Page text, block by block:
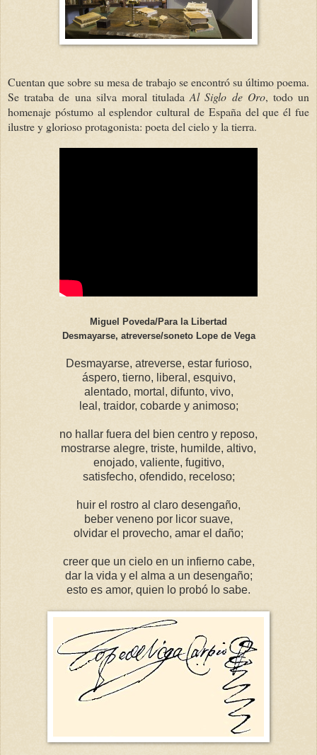
Cuentan que sobre su mesa de trabajo se encontró su último poema.
Se trataba de una silva moral tituladaAl Siglo de Oro, todo un
homenaje póstumo al esplendor cultural de España del que él fue
ilustre y glorioso protagonista: poeta del cielo y la tierra.
Miguel Poveda/Para la Libertad
Desmayarse, atreverse/soneto Lope de Vega
Desmayarse, atreverse, estar furioso,
áspero, tierno, liberal, esquivo,
alentado, mortal, difunto, vivo,
leal, traidor, cobarde y animoso;
no hallar fuera del bien centro y reposo,
mostrarse alegre, triste, humilde, altivo,
enojado, valiente, fugitivo,
satisfecho, ofendido, receloso;
huir el rostro al claro desengaño,
beber veneno por licor suave,
olvidar el provecho, amar el daño;
creer que un cielo en un infierno cabe,
dar la vida y el alma a un desengaño;
esto es amor, quien lo probó lo sabe.